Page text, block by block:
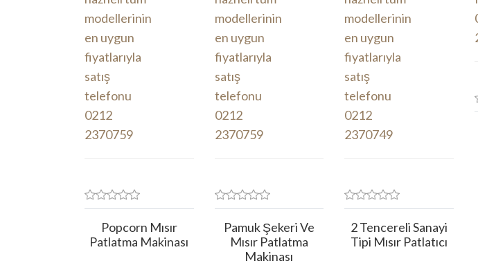
Popcorn Mısır
Patlatma Makinası
Pamuk Şekeri Ve
Mısır Patlatma
Makinası
2 Tencereli Sanayi
Tipi Mısır Patlatıcı